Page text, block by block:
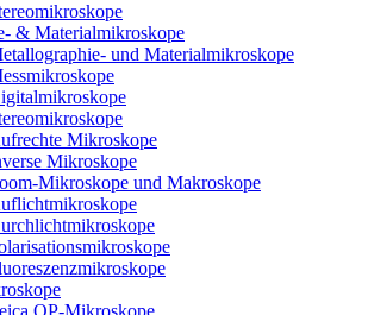
& Materialmikroskope
und Materialmikroskope
Mikroskope
Mikroskope
Mikroskope und Makroskope
OP-Mikroskope